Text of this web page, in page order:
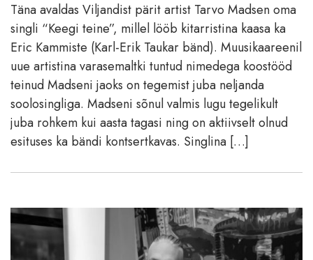
Täna avaldas Viljandist pärit artist Tarvo Madsen oma
singli “Keegi teine”, millel lööb kitarristina kaasa ka
Eric Kammiste (Karl-Erik Taukar bänd). Muusikaareenil
uue artistina varasemaltki tuntud nimedega koostööd
teinud Madseni jaoks on tegemist juba neljanda
soolosingliga. Madseni sõnul valmis lugu tegelikult
juba rohkem kui aasta tagasi ning on aktiivselt olnud
esituses ka bändi kontsertkavas. Singlina […]